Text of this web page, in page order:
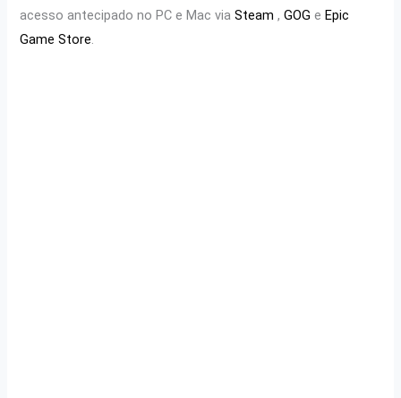
acesso antecipado no PC e Mac viaSteam,GOGeEpic
Game Store.